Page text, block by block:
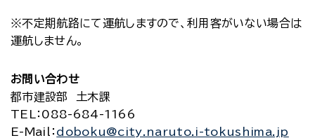
※不定期航路にて運航しますので、利用客がいない場合は
運航しません。
お問い合わせ
都市建設部 土木課
TEL
：088-684-1166
E-Mail
： doboku@city.naruto.i-tokushima.jp